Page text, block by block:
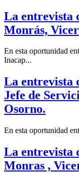
La entrevista
Monrás,
En esta oportunidad
Inacap...
La entrevista
Jefe de
Osorno.
En esta oportunidad
La entrevista
Monras ,